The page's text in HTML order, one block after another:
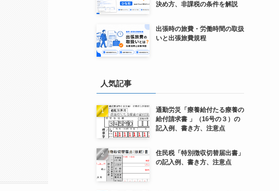
決め方、非課税の条件を解説
出張時の旅費・労働時間の取扱
いと出張旅費規程
人気記事
通勤労災「療養給付たる療養の
給付請求書 」（16号の３）の
記入例、書き方、注意点
住民税「特別徴収切替届出書」
の記入例、書き方、注意点